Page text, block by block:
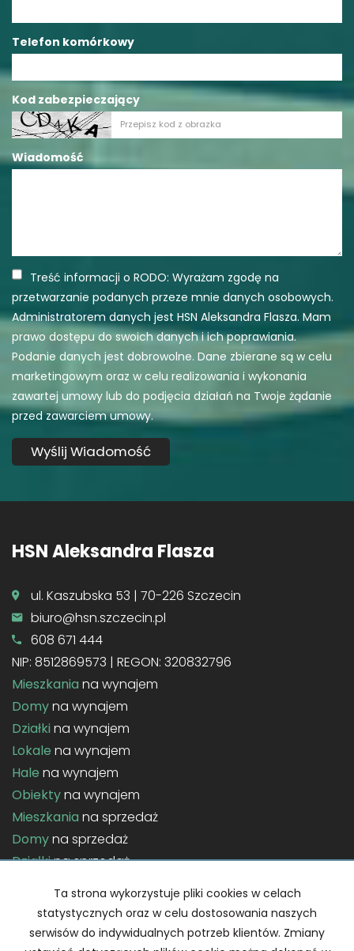
Telefon komórkowy
Kod zabezpieczający
Wiadomość
Treść informacji o RODO: Wyrażam zgodę na
przetwarzanie podanych przeze mnie danych osobowych.
Administratorem danych jest HSN Aleksandra Flasza. Mam
prawo dostępu do swoich danych i ich poprawiania.
Podanie danych jest dobrowolne. Dane zbierane są w celu
marketingowym oraz w celu realizowania i wykonania
zawartej umowy lub do podjęcia działań na Twoje żądanie
przed zawarciem umowy.
HSN Aleksandra Flasza
ul. Kaszubska 53 | 70-226 Szczecin
biuro@hsn.szczecin.pl
608 671 444
NIP: 8512869573 | REGON: 320832796
Mieszkania na wynajem
Domyna wynajem
Działki na wynajem
Lokale na wynajem
Hale na wynajem
Obiektyna wynajem
Mieszkania na sprzedaż
Domyna sprzedaż
Działkina sprzedaż
na sprzedaż
Obiektyna sprzedaż
Ta strona wykorzystuje pliki cookies w celach
statystycznych oraz w celu dostosowania naszych
serwisów do indywidualnych potrzeb klientów. Zmiany